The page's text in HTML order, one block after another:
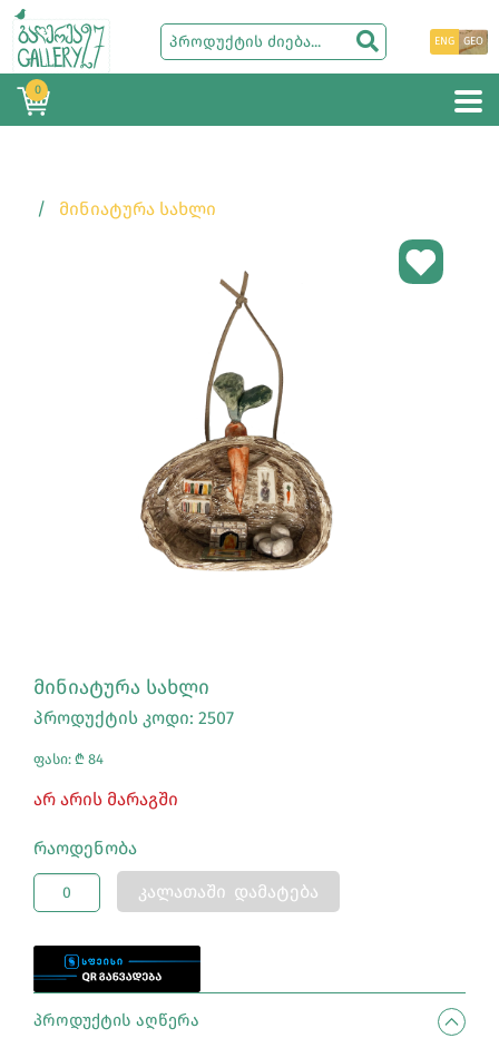
ENG GEO
0
ᲛᲘᲜᲘᲐᲢᲣᲠᲐ ᲡᲐᲮᲚᲘ
ᲛᲘᲜᲘᲐᲢᲣᲠᲐ ᲡᲐᲮᲚᲘ
პროდუქტის კოდი: 2507
ფასი: ₾ 84
Არ Არის Მარაგში
Რაოდენობა
ᲙᲐᲚᲐᲗᲐᲨᲘ ᲓᲐᲛᲐᲢᲔᲑᲐ
ᲞᲠᲝᲓᲣᲥᲢᲘᲡ ᲐᲦᲬᲔᲠᲐ